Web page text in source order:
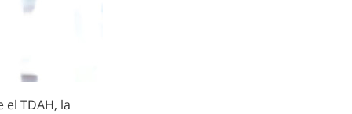
TDAH, la